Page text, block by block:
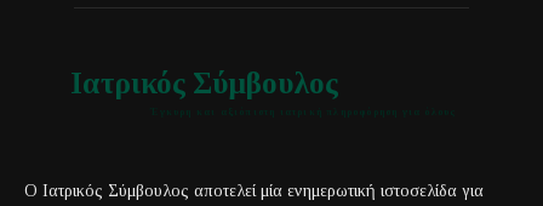
Ιατρικός Σύμβουλος
Ο Ιατρικός Σύμβουλος αποτελεί μία ενημερωτική ιστοσελίδα για